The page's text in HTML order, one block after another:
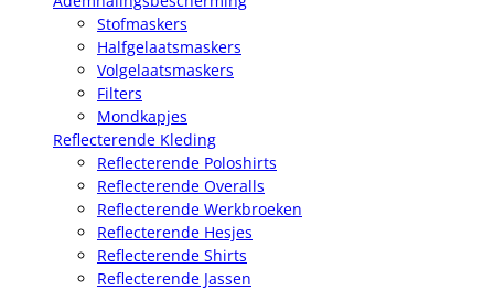
Stofmaskers
Halfgelaatsmaskers
Volgelaatsmaskers
Filters
Mondkapjes
Reflecterende Kleding
Reflecterende Poloshirts
Reflecterende Overalls
Reflecterende Werkbroeken
Reflecterende Hesjes
Reflecterende Shirts
Reflecterende Jassen